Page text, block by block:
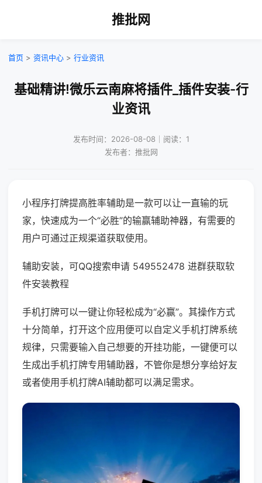
推批网
首页 > 资讯中心 > 行业资讯
基础精讲!微乐云南麻将插件_插件安装-行
业资讯
发布时间：2026-08-08｜阅读：1
发布者：推批网
小程序打牌提高胜率辅助是一款可以让一直输的玩
家，快速成为一个“必胜”的输赢辅助神器，有需要的
用户可通过正规渠道获取使用。
辅助安装，可QQ搜索申请 549552478 进群获取软
件安装教程
手机打牌可以一键让你轻松成为“必赢”。其操作方式
十分简单，打开这个应用便可以自定义手机打牌系统
规律，只需要输入自己想要的开挂功能，一键便可以
生成出手机打牌专用辅助器，不管你是想分享给好友
或者使用手机打牌AI辅助都可以满足需求。